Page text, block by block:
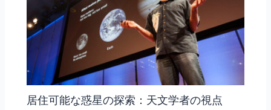
居住可能な惑星の探索：天文学者の視点